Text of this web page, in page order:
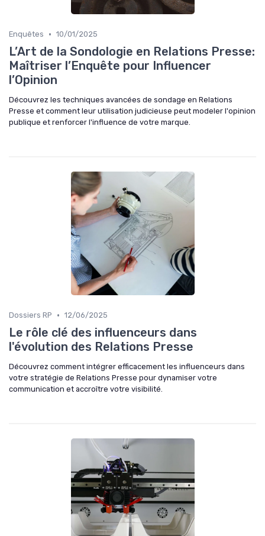
Enquêtes • 10/01/2025
L’Art de la Sondologie en Relations Presse:
Maîtriser l’Enquête pour Influencer
l’Opinion
Découvrez les techniques avancées de sondage en Relations
Presse et comment leur utilisation judicieuse peut modeler l'opinion
publique et renforcer l'influence de votre marque.
Dossiers RP • 12/06/2025
Le rôle clé des influenceurs dans
l'évolution des Relations Presse
Découvrez comment intégrer efficacement les influenceurs dans
votre stratégie de Relations Presse pour dynamiser votre
communication et accroître votre visibilité.